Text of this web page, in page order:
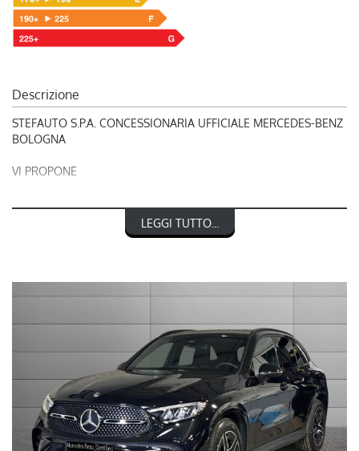
Descrizione
STEFAUTO S.P.A. CONCESSIONARIA UFFICIALE MERCEDES-BENZ
BOLOGNA
VI PROPONE
MERCEDES-BENZ CLASSE GLC 300 d 4Matic Mild Hybrid AMG
nel prezzo è escluso il passaggio di proprietà
OFFERTA VALIDA CON PROMO STEFAUTO (GETTONE
FINANZIAMENTO € 1.000)
LA INVITIAMO A SPECIFICARE:
- UN RECAPITO TELEFONICO
- IN CASO DI AUTO DA DARE IN PERMUTA (MODELLO, ANNO DI
LEGGI TUTTO...